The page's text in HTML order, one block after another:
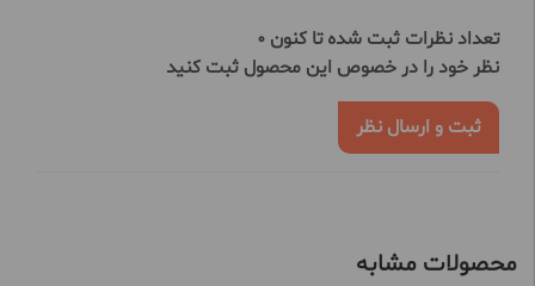
تعداد نظرات ثبت شده تا کنون 0
نظر خود را در خصوص این محصول ثبت کنید
ثبت و ارسال نظر
محصولات مشابه